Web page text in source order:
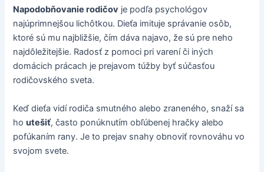
Napodobňovanie rodičov je podľa psychológov
najúprimnejšou lichôtkou. Dieťa imituje správanie osôb,
ktoré sú mu najbližšie, čím dáva najavo, že sú pre neho
najdôležitejšie. Radosť z pomoci pri varení či iných
domácich prácach je prejavom túžby byť súčasťou
rodičovského sveta.
Keď dieťa vidí rodiča smutného alebo zraneného, snaží sa
houtešiť, často ponúknutím obľúbenej hračky alebo
pofúkaním rany. Je to prejav snahy obnoviť rovnováhu vo
svojom svete.